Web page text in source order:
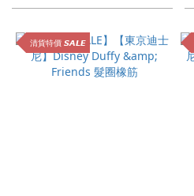
清貨特價 𝙎𝘼𝙇𝙀